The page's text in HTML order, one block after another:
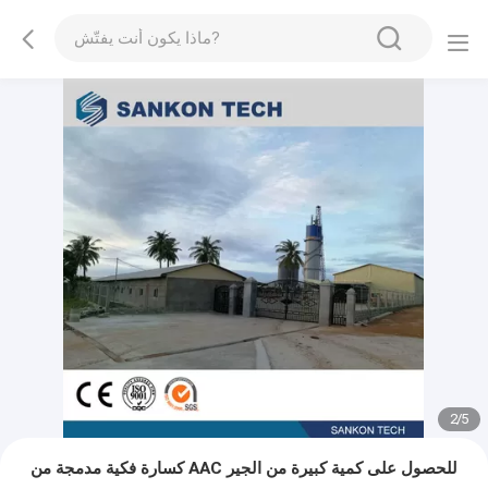
2/5
كسارة فكية مدمجة من AAC للحصول على كمية كبيرة من الجير